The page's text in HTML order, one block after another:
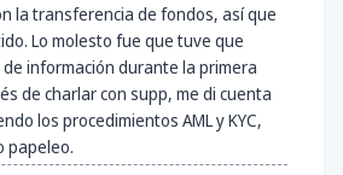
la transferencia de fondos, así que
Lo molesto fue que tuve que
información durante la primera
de charlar con supp, me di cuenta
los procedimientos AML y KYC,
papeleo.